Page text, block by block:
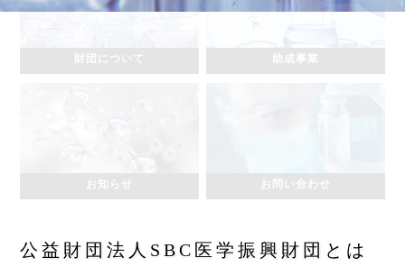
財団について 助成事業
お知らせ お問い合わせ
公益財団法人SBC医学振興財団とは